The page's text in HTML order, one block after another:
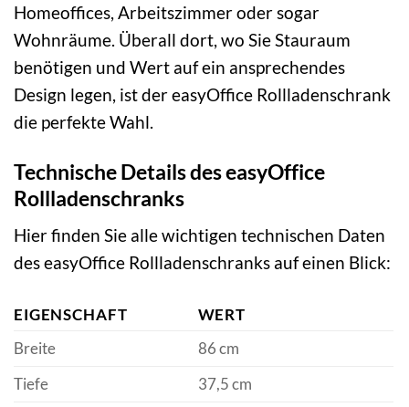
Homeoffices, Arbeitszimmer oder sogar
Wohnräume. Überall dort, wo Sie Stauraum
benötigen und Wert auf ein ansprechendes
Design legen, ist der easyOffice Rollladenschrank
die perfekte Wahl.
Technische Details des easyOffice
Rollladenschranks
Hier finden Sie alle wichtigen technischen Daten
des easyOffice Rollladenschranks auf einen Blick:
EIGENSCHAFT
WERT
Breite
86 cm
Tiefe
37,5 cm